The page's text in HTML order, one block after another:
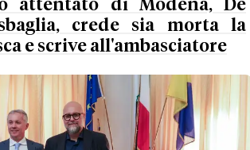
attentato di Modena, De
crede sia morta la
e scrive all'ambasciatore